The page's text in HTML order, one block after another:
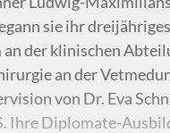
sie ihr
an der klinischen
an der
von Dr. Eva
Ihre Diplomate-